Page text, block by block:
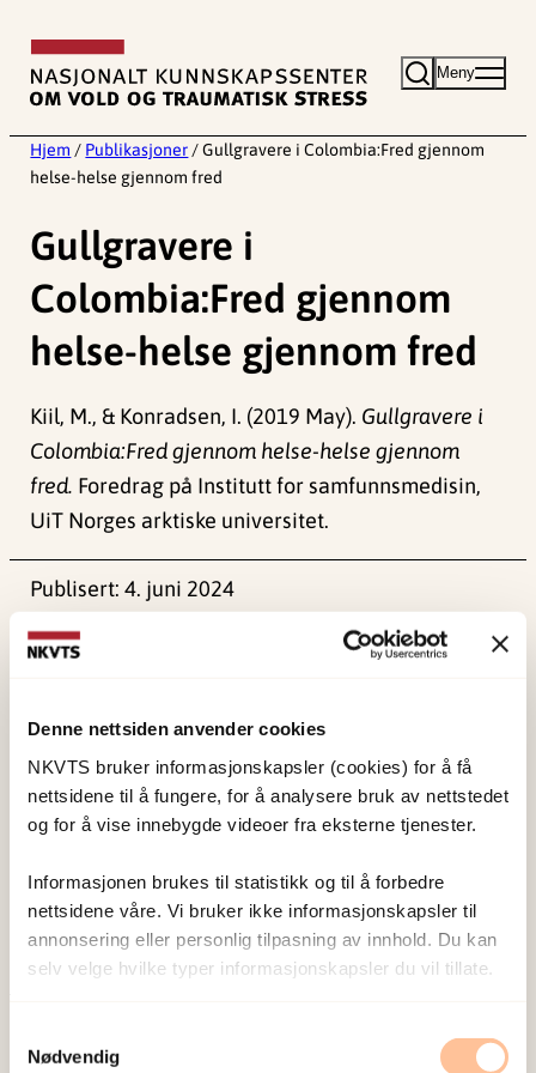
Denne nettsiden anvender cookies
NKVTS bruker informasjonskapsler (cookies) for å få
nettsidene til å fungere, for å analysere bruk av nettstedet
og for å vise innebygde videoer fra eksterne tjenester.
Informasjonen brukes til statistikk og til å forbedre
nettsidene våre. Vi bruker ikke informasjonskapsler til
annonsering eller personlig tilpasning av innhold. Du kan
selv velge hvilke typer informasjonskapsler du vil tillate.
Nødvendig
innhold
Meny
Hjem / Publikasjoner / Gullgravere i Colombia:Fred gjennom
helse-helse gjennom fred
Gullgravere i
Colombia:Fred gjennom
helse-helse gjennom fred
Kiil, M., & Konradsen, I. (2019 May). Gullgravere i
Colombia:Fred gjennom helse-helse gjennom
fred. Foredrag på Institutt for samfunnsmedisin,
UiT Norges arktiske universitet.
Publisert:4. juni 2024
Sist redigert:
NKVTS utvikler og sprer kunnskap og kompetanse
om vold og traumatisk stress. Formålet er å bidra
til å forebygge og redusere de helsemessige og
sosiale konsekvensene som vold og traumatisk
stress kan medføre.
Ansatte